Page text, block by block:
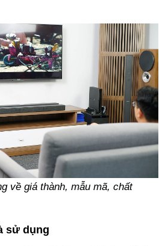
về giá thành, mẫu mã, chất
sử dụng